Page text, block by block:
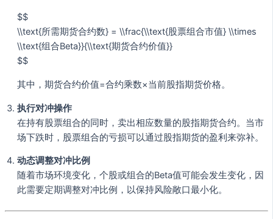
$$
\\text{所需期货合约数} = \\frac{\\text{股票组合市值} \\times
\\text{组合Beta}}{\\text{期货合约价值}}
$$
其中，期货合约价值=合约乘数×当前股指期货价格。
执行对冲操作
在持有股票组合的同时，卖出相应数量的股指期货合约。当市
场下跌时，股票组合的亏损可以通过股指期货的盈利来弥补。
动态调整对冲比例
随着市场环境变化，个股或组合的Beta值可能会发生变化，因
此需要定期调整对冲比例，以保持风险敞口最小化。